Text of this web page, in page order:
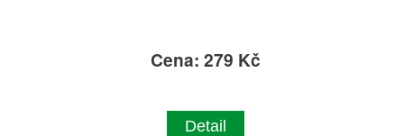
Cena: 279 Kč
Detail